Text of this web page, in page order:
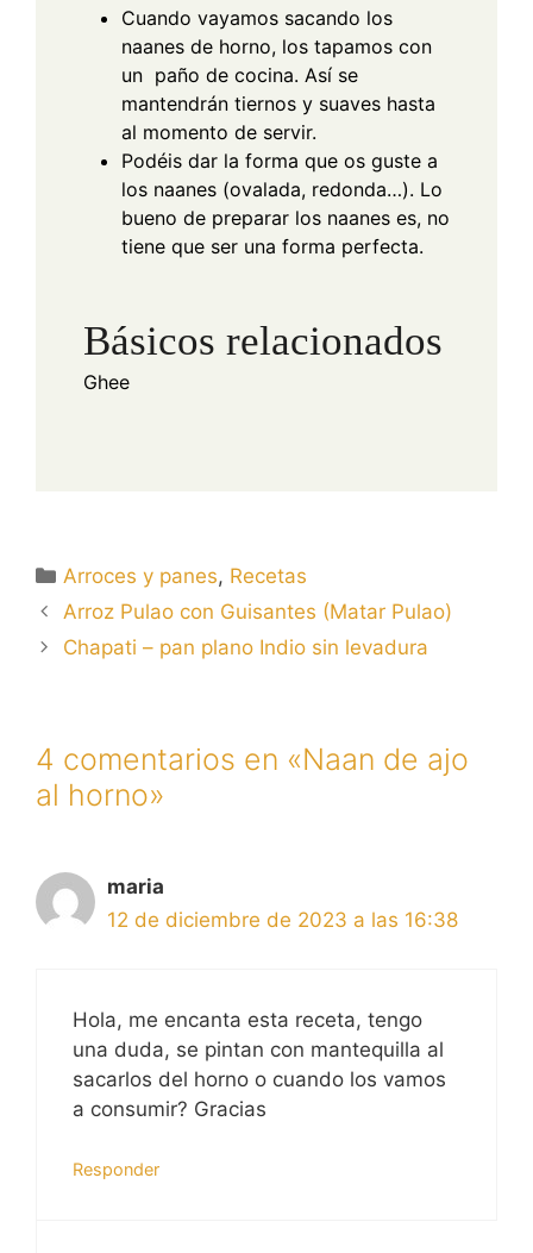
Cuando vayamos sacando los
naanes de horno, los tapamos con
un paño de cocina. Así se
mantendrán tiernos y suaves hasta
al momento de servir.
Podéis dar la forma que os guste a
los naanes (ovalada, redonda…). Lo
bueno de preparar los naanes es, no
tiene que ser una forma perfecta.
Básicos relacionados
Ghee
Categorías
Arroces y panes, Recetas
Arroz Pulao con Guisantes (Matar Pulao)
Chapati – pan plano Indio sin levadura
4 comentarios en «Naan de ajo
al horno»
maria
12 de diciembre de 2023 a las 16:38
Hola, me encanta esta receta, tengo
una duda, se pintan con mantequilla al
sacarlos del horno o cuando los vamos
a consumir? Gracias
Responder